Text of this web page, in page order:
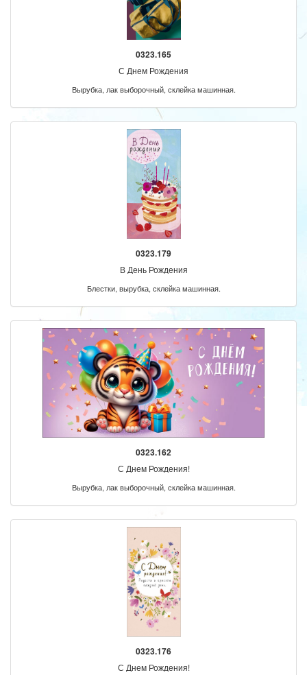
0323.165
С Днем Рождения
Вырубка, лак выборочный, склейка машинная.
0323.179
В День Рождения
Блестки, вырубка, склейка машинная.
0323.162
С Днем Рождения!
Вырубка, лак выборочный, склейка машинная.
0323.176
С Днем Рождения!